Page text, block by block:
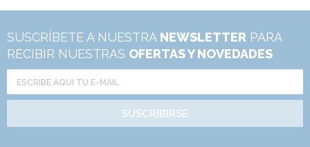
SUSCRÍBETE A NUESTRA NEWSLETTER PARA
RECIBIR NUESTRAS OFERTAS Y NOVEDADES
SUSCRIBIRSE